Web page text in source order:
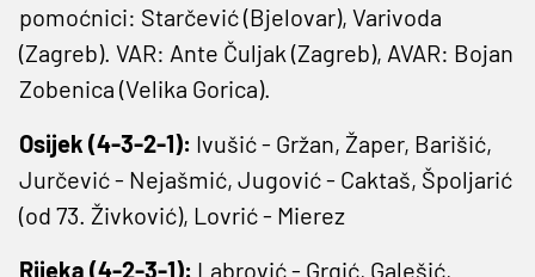
pomoćnici: Starčević (Bjelovar), Varivoda
(Zagreb). VAR: Ante Čuljak (Zagreb), AVAR: Bojan
Zobenica (Velika Gorica).
Osijek (4-3-2-1): Ivušić - Gržan, Žaper, Barišić,
Jurčević - Nejašmić, Jugović - Caktaš, Špoljarić
(od 73. Živković), Lovrić - Mierez
Rijeka (4-2-3-1): Labrović - Grgić, Galešić,